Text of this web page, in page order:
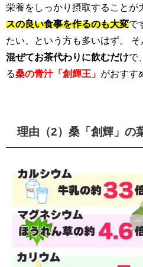
栄養をしっかり摂取することが
スの良い食事を作るのも大変で
たい、という方も多いはず。 そ
混ぜてお茶代わりに飲むだけで、
る桑の青汁「創輝王」 がおすす
理由（2）桑「創輝」の